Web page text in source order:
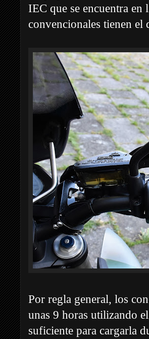
IEC que se encuentra en
convencionales tienen
Por regla general, los
unas 9 horas utilizando
suficiente para cargarla